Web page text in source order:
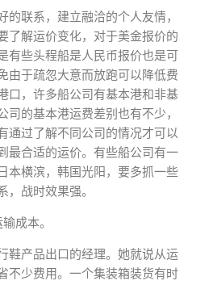
的联系，建立融洽的个人友情，
了解运价变化，对于美金报价的
有些头程船是人民币报价也是可
由于疏忽大意而放跑可以降低费
口，许多船公司有基本港和非基
司的基本港运费差别也有不少，
通过了解不同公司的情况才可以
最合适的运价。有些船公司有一
本横滨，韩国光阳，要多抓一些
，战时效果强。
成本。
鞋产品出口的经理。她就说从运
不少费用。一个集装箱装货有时